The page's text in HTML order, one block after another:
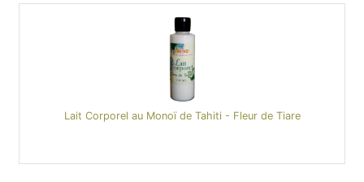
Lait Corporel au Monoï de Tahiti - Fleur de Tiare